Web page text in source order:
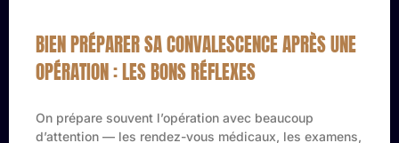
BIEN PRÉPARER SA CONVALESCENCE APRÈS UNE
OPÉRATION : LES BONS RÉFLEXES
On prépare souvent l’opération avec beaucoup
d’attention — les rendez-vous médicaux, les examens,